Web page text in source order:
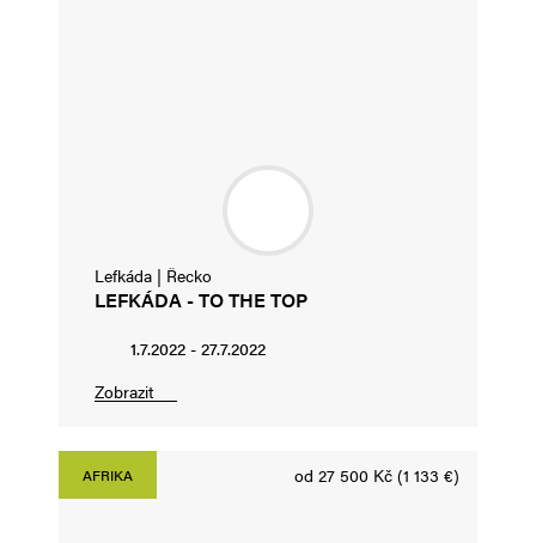
Lefkáda | Řecko
LEFKÁDA - TO THE TOP
1.7.2022 - 27.7.2022
Zobrazit
AFRIKA od 27 500 Kč (1 133 €)